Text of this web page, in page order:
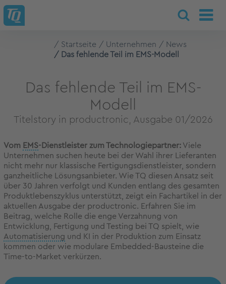
Startseite Unternehmen
News
Das fehlende Teil im EMS-Modell
Das fehlende Teil im EMS-
Modell
Titelstory in productronic, Ausgabe 01/2026
Vom EMS-Dienstleister zum Technologiepartner: Viele
Unternehmen suchen heute bei der Wahl ihrer Lieferanten
nicht mehr nur klassische Fertigungsdienstleister, sondern
ganzheitliche Lösungsanbieter. Wie TQ diesen Ansatz seit
über 30 Jahren verfolgt und Kunden entlang des gesamten
Produktlebenszyklus unterstützt, zeigt ein Fachartikel in der
aktuellen Ausgabe der productronic. Erfahren Sie im
Beitrag, welche Rolle die enge Verzahnung von
Entwicklung, Fertigung und Testing bei TQ spielt, wie
Automatisierung und KI in der Produktion zum Einsatz
kommen oder wie modulare Embedded-Bausteine die
Time-to-Market verkürzen.